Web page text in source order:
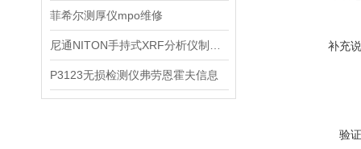
菲希尔测厚仪mpo维修
P3123无损检测仪弗劳恩霍夫信息
补充
验